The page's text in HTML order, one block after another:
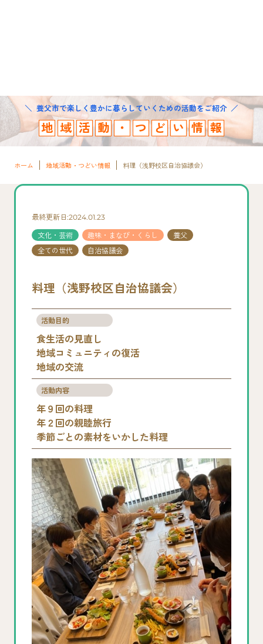
養父市で楽しく豊かに暮らしていくための活動をご紹介
地 域 活 動 ・ つ ど い 情 報
ホーム 地域活動・つどい情報 料理（浅野校区自治協議会）
最終更新日:2024.01.23
文化・芸術 趣味・まなび・くらし
養父
全ての世代
自治協議会
料理（浅野校区自治協議会）
活動目的
食生活の見直し
地域コミュニティの復活
地域の交流
活動内容
年９回の料理
年２回の親睦旅行
季節ごとの素材をいかした料理